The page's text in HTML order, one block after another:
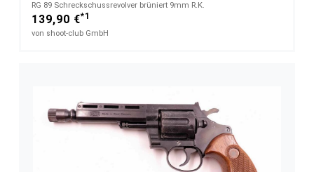
RG 89 Schreckschussrevolver brüniert 9mm R.K.
139,90 €*1
von shoot-club GmbH